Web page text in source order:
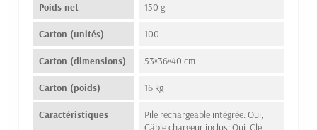
Poids net 150 g
Carton (unités) 100
Carton (dimensions) 53×36×40 cm
Carton (poids) 16 kg
Caractéristiques
Pile rechargeable intégrée: Oui,
Câble chargeur inclus: Oui, Clé